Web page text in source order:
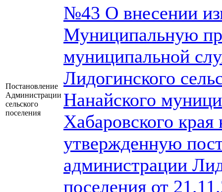
Постановление
Администрации
сельского
поселения
№43 О внесении
Муниципальную
муниципальной
Лидогинского
Нанайского
Хабаровского
утвержденную
администрации
поселения от